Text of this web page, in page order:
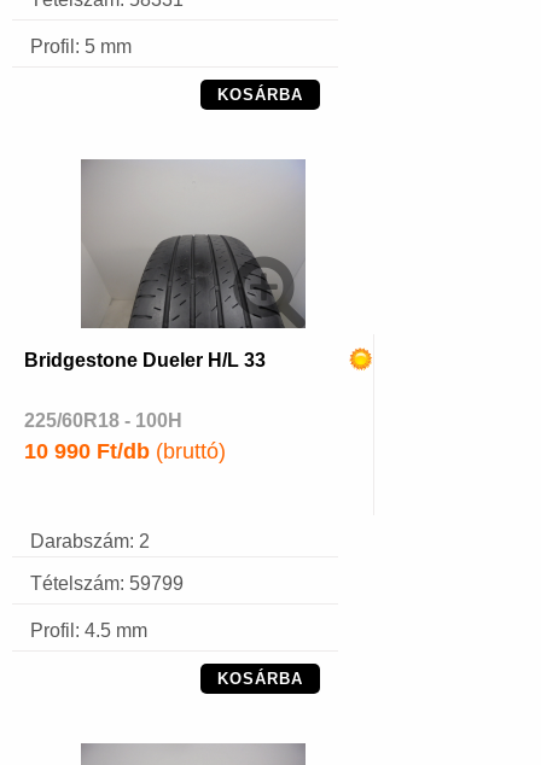
Profil: 5 mm
KOSÁRBA
Bridgestone Dueler H/L 33
225/60R18 - 100H
10 990 Ft/db (bruttó)
Darabszám: 2
Tételszám: 59799
Profil: 4.5 mm
KOSÁRBA